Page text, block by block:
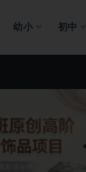
幼小 初中